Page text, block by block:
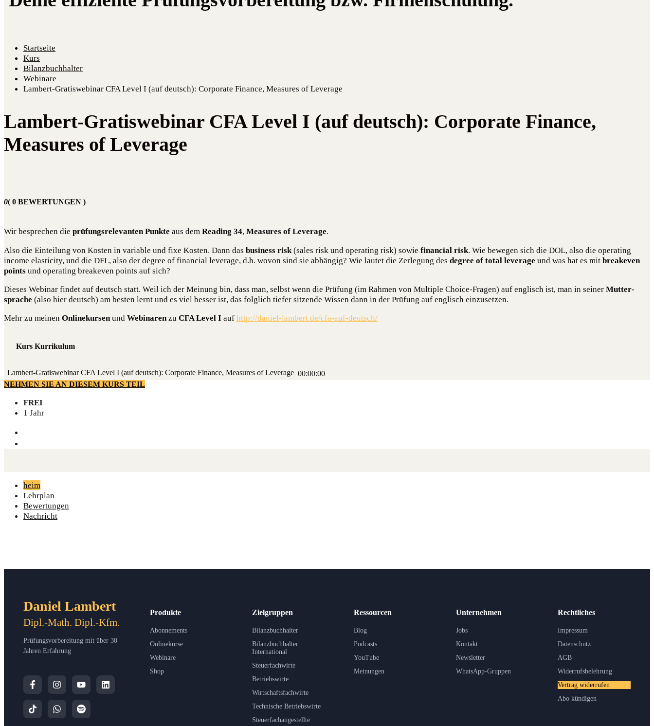
Startseite
Kurs
Bilanzbuchhalter
Webinare
Lambert-Gratiswebinar CFA Level I (auf deutsch): Corporate Finance, Measures of Leverage
Lambert-Gratiswebinar CFA Level I (auf deutsch): Corporate Finance,
Measures of Leverage
0( 0 BEWERTUNGEN )
Wir bespre­chen die prü­fungs­re­le­van­ten Punk­te aus dem Rea­ding 34, Mea­su­res of Levera­ge.
Also die Ein­tei­lung von Kos­ten in varia­ble und fixe Kos­ten. Dann das busi­ness risk (sales risk und ope­ra­ting risk) sowie finan­cial risk. Wie bewe­gen sich die DOL, also die ope­ra­ting
inco­me ela­s­ti­ci­ty, und die DFL, also der degree of finan­cial levera­ge, d.h. wovon sind sie abhän­gig? Wie lau­tet die Zer­le­gung des degree of total levera­ge und was hat es mit brea­k­e­ven
points und ope­ra­ting brea­k­e­ven points auf sich?
Die­ses Web­i­nar fin­det auf deutsch statt. Weil ich der Mei­nung bin, dass man, selbst wenn die Prü­fung (im Rah­men von Mul­ti­ple Choice-Fra­gen) auf eng­lisch ist, man in sei­ner Mut­ter­
spra­che (also hier deutsch) am bes­ten lernt und es viel bes­ser ist, das folg­lich tie­fer sit­zen­de Wis­sen dann in der Prü­fung auf eng­lisch einzusetzen.
Mehr zu mei­nen Online­kur­senund Web­i­na­renzu CFA Level I auf http://daniel-lambert.de/cfa-auf-deutsch/
Kurs Kurrikulum
Lam­bert-Gra­tis­web­i­nar CFA Level I (auf deutsch): Cor­po­ra­te Finan­ce, Mea­su­res of Leverage 00:00:00
NEHMEN SIE AN DIESEM KURS TEIL
FREI
1 Jahr
heim
Lehrplan
Bewertungen
Nachricht
Daniel Lambert
Dipl.-Math. Dipl.-Kfm.
Prüfungsvorbereitung mit über 30
Jahren Erfahrung
Produkte
Abonnements
Onlinekurse
Webinare
Shop
Zielgruppen
Bilanzbuchhalter
Bilanzbuchhalter
International
Steuerfachwirte
Betriebswirte
Wirtschaftsfachwirte
Technische Betriebswirte
Steuerfachangestellte
Ressourcen
Blog
Podcasts
YouTube
Meinungen
Unternehmen
Jobs
Kontakt
Newsletter
WhatsApp-Gruppen
Rechtliches
Impressum
Datenschutz
AGB
Widerrufsbelehrung
Vertrag widerrufen
Abo kündigen